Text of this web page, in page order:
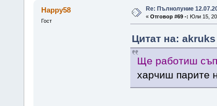
Happy58
Гост
Re: Пълнолуние
« Отговор #69 -: Юли 15,
Цитат на:
Ще работиш
харчиш парите